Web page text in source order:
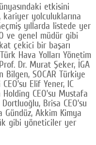
etkisini
yolculuklarına
yıllarda listede yer
ve genel müdür gibi
çekici bir başarı
Hava Yolları Yönetim
Dr. Murat Şeker, İGA
Bilgen, SOCAR Türkiye
Elif Yener, IC
CEO’su Mustafa
Brisa CEO’su
Gündüz, Akkim Kimya
gibi yöneticiler yer